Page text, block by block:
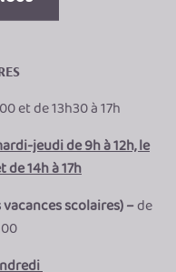
et de 13h30 à 17h
jeudi de 9h à 12h, le
14h à 17h
scolaires) –de